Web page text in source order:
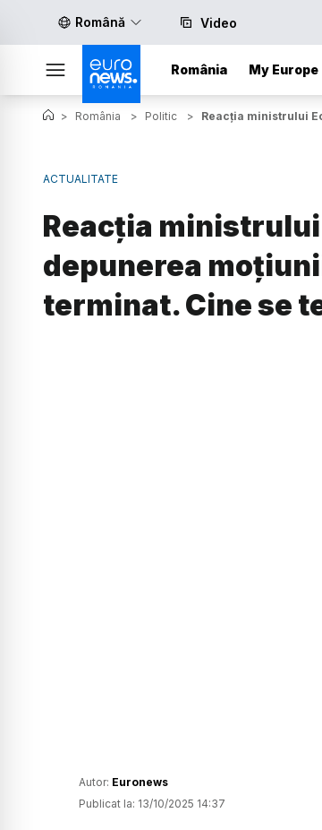
Română Video
România My Europe
> România > Politic > Reacția ministrului
ACTUALITATE
Reacția ministrului
depunerea
terminat. Cine se
Autor: Euronews
Publicat la: 13/10/2025 14:37